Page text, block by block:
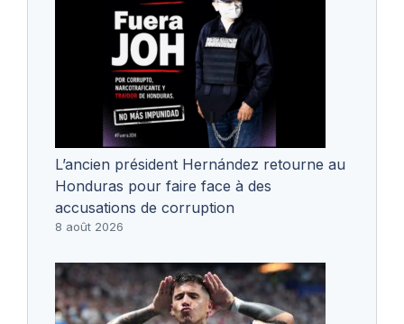
L’ancien président Hernández retourne au
Honduras pour faire face à des
accusations de corruption
8 août 2026